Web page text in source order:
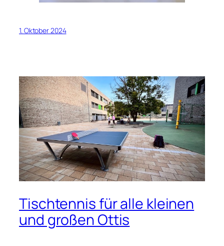
1. Oktober 2024
Tischtennis für alle kleinen
und großen Ottis